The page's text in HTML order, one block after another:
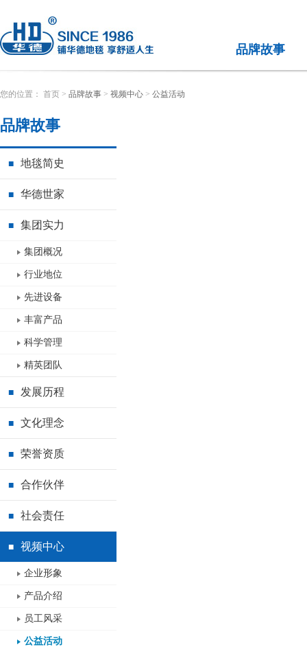
品牌故事
您的位置： 首页 > 品牌故事 > 视频中心 > 公益活动
品牌故事
■ 地毯简史
■ 华德世家
■ 集团实力
集团概况
行业地位
先进设备
丰富产品
科学管理
精英团队
■ 发展历程
■ 文化理念
■ 荣誉资质
■ 合作伙伴
■ 社会责任
■ 视频中心
企业形象
产品介绍
员工风采
公益活动